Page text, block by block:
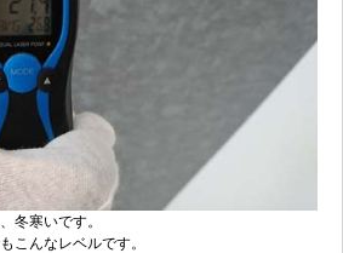
冬寒いです。
こんなレベルです。